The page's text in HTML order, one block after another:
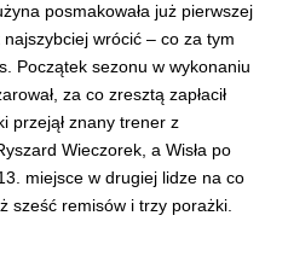
posmakowała już pierwszej
wrócić – co za tym
Początek sezonu w wykonaniu
za co zresztą zapłacił
przejął znany trener z
Wieczorek, a Wisła po
miejsce w drugiej lidze na co
sześć remisów i trzy porażki.